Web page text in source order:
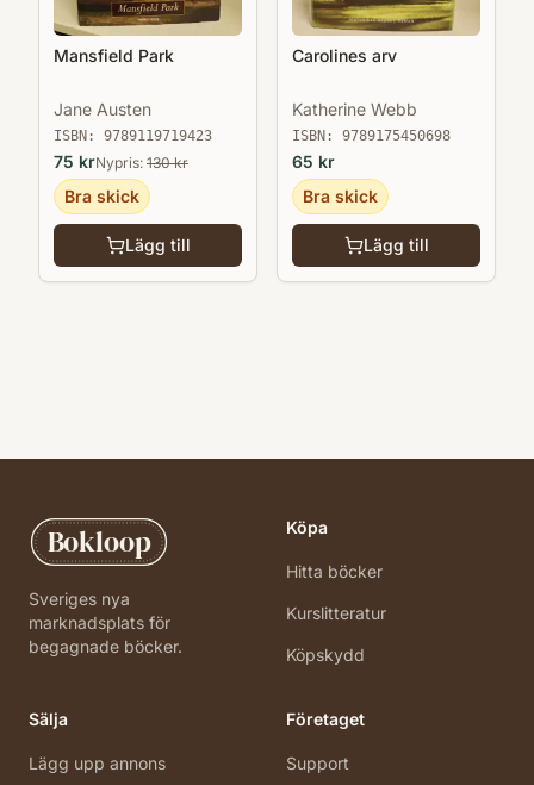
Mansfield Park
Jane Austen
ISBN: 9789119719423
75 krNypris: 130kr
Bra skick
Lägg till
Carolines arv
Katherine Webb
ISBN: 9789175450698
65 kr
Bra skick
Lägg till
Bokloop
Sveriges nya
marknadsplats för
begagnade böcker.
Köpa
Hitta böcker
Kurslitteratur
Köpskydd
Sälja
Lägg upp annons
Företaget
Support